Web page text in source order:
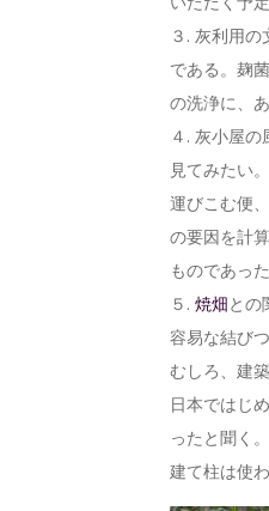
３. 灰利用
である。麹
の洗浄に、
４. 灰小屋
見てみたい
運びこむ便
の要因を計
ものであっ
５. 焼畑との
容易な結び
むしろ、建
日本ではじめ
ったと聞く
建て柱は使